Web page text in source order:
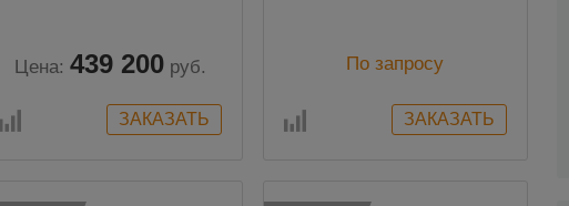
Цена: 439 200 руб. По запросу